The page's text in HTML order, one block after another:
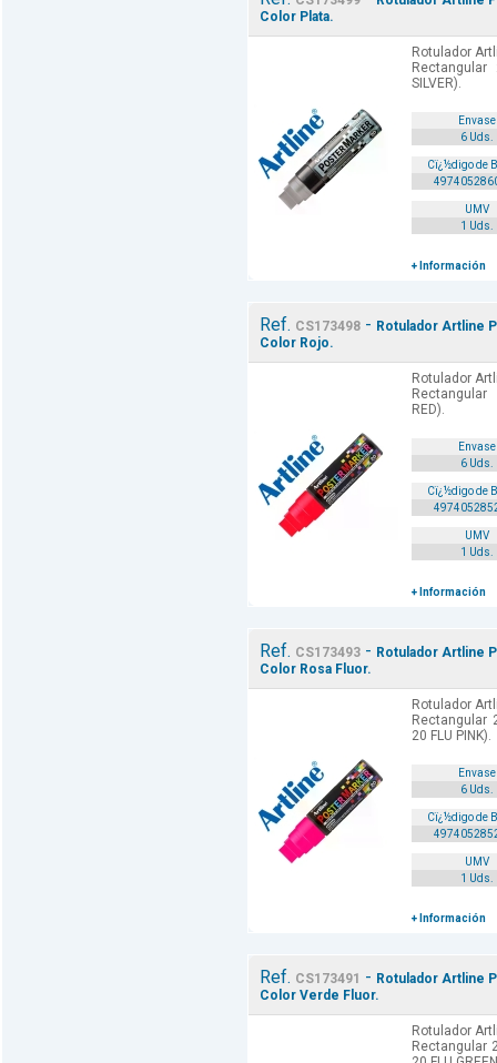
Color Plata.
Rotulador
SILVER).
Envase
6 Uds.
Cï¿½digo de
UMV
1 Uds.
+ Información
Ref. CS173498- Rotulador Artline
Color Rojo.
Rotulador
RED).
Envase
6 Uds.
Cï¿½digo de
UMV
1 Uds.
+ Información
Ref. CS173493- Rotulador Artline
Color Rosa Fluor.
Rotulador
Rectangular
20 FLU PINK).
Envase
6 Uds.
Cï¿½digo de
UMV
1 Uds.
+ Información
Ref. CS173491 - Rotulador Artline
Color Verde Fluor.
Rotulador
Rectangular